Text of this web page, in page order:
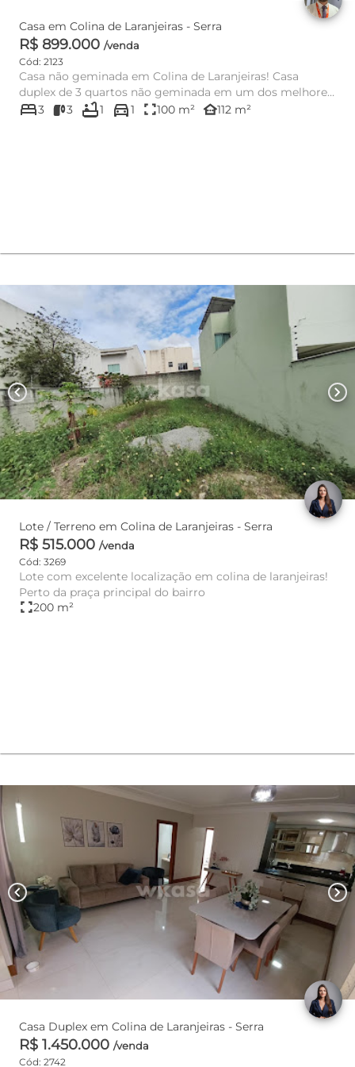
Casa em Colina de Laranjeiras - Serra
R$ 899.000 /venda
Cód: 2123
Casa não geminada em Colina de Laranjeiras! Casa
duplex de 3 quartos não geminada em um dos melhores
bairros da...
bed3 3 bathtub1 directions_car1 fullscreen100 m² other_houses112 m²
chevron_left chevron_right
Lote / Terreno em Colina de Laranjeiras - Serra
R$ 515.000 /venda
Cód: 3269
Lote com excelente localização em colina de laranjeiras!
Perto da praça principal do bairro
fullscreen200 m²
chevron_left chevron_right
Casa Duplex em Colina de Laranjeiras - Serra
R$ 1.450.000 /venda
Cód: 2742